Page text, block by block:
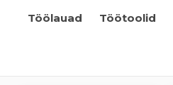
Töölauad Töötoolid